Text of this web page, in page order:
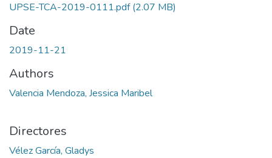
UPSE-TCA-2019-0111.pdf(2.07 MB)
Date
2019-11-21
Authors
Valencia Mendoza, Jessica Maribel
Directores
Vélez García, Gladys